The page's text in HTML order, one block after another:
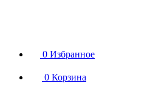
0 Избранное
0 Корзина